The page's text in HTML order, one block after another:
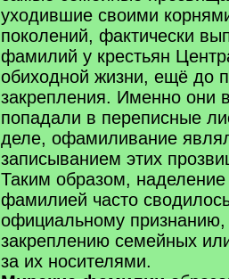
уходившие своими
поколений, фактически
фамилий у крестьян
обиходной жизни, ещё до
закрепления. Именно они
попадали в переписные
деле, офамиливание
записыванием этих
Таким образом, наделение
фамилией часто
официальному признанию,
закреплению семейных
за их носителями.